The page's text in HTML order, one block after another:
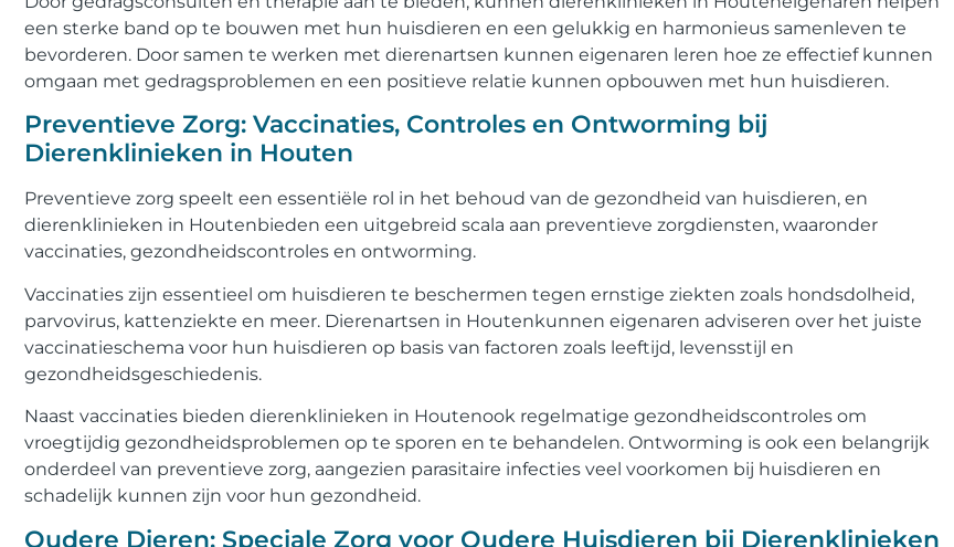
een sterke band op te bouwen met hun huisdieren en een gelukkig en harmonieus samenleven te
bevorderen. Door samen te werken met dierenartsen kunnen eigenaren leren hoe ze effectief kunnen
omgaan met gedragsproblemen en een positieve relatie kunnen opbouwen met hun huisdieren.
Preventieve Zorg: Vaccinaties, Controles en Ontworming bij
Dierenklinieken in Houten
Preventieve zorg speelt een essentiële rol in het behoud van de gezondheid van huisdieren, en
dierenklinieken in Houtenbieden een uitgebreid scala aan preventieve zorgdiensten, waaronder
vaccinaties, gezondheidscontroles en ontworming.
Vaccinaties zijn essentieel om huisdieren te beschermen tegen ernstige ziekten zoals hondsdolheid,
parvovirus, kattenziekte en meer. Dierenartsen in Houtenkunnen eigenaren adviseren over het juiste
vaccinatieschema voor hun huisdieren op basis van factoren zoals leeftijd, levensstijl en
gezondheidsgeschiedenis.
Naast vaccinaties bieden dierenklinieken in Houtenook regelmatige gezondheidscontroles om
vroegtijdig gezondheidsproblemen op te sporen en te behandelen. Ontworming is ook een belangrijk
onderdeel van preventieve zorg, aangezien parasitaire infecties veel voorkomen bij huisdieren en
schadelijk kunnen zijn voor hun gezondheid.
Oudere Dieren: Speciale Zorg voor Oudere Huisdieren bij Dierenklinieken